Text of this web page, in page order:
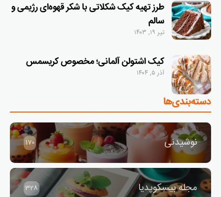
طرز تهیه کیک شکلاتی با شکر قهوه‌ای رژیمی و
سالم
تیر ۱۹, ۱۴۰۳
کیک اشتولن آلمانی؛ مخصوص کریسمس
آذر ۵, ۱۴۰۴
دسته‌بندی‌ها
نوشیدنی 170
مجله بیسکوپدیا 328